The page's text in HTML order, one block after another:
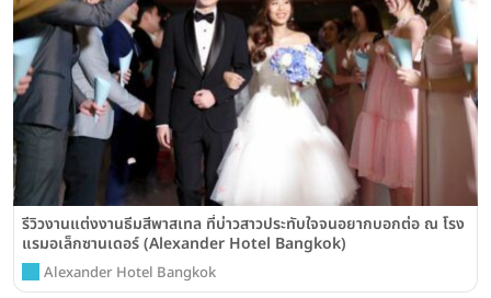
รีวิวงานแต่งงานธีมสีพาสเทล ที่บ่าวสาวประทับใจจนอยากบอกต่อ ณ โรง
แรมอเล็กซานเดอร์ (Alexander Hotel Bangkok)
Alexander Hotel Bangkok